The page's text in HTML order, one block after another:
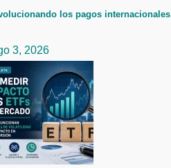
los pagos internacionales
3, 2026